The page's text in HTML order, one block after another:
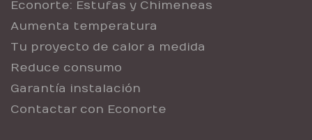
Econorte: Estufas y Chimeneas
Aumenta temperatura
Tu proyecto de calor a medida
Reduce consumo
Garantía instalación
Contactar con Econorte